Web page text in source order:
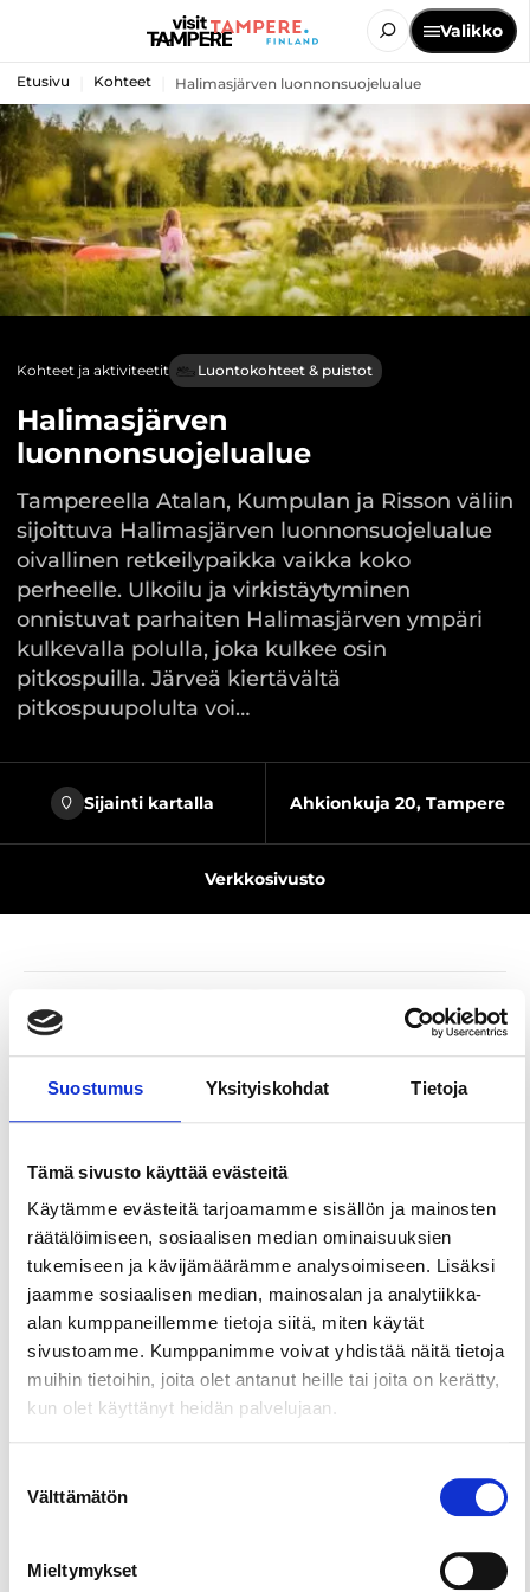
Suostumus Yksityiskohdat Tietoja
Tämä sivusto käyttää evästeitä
Käytämme evästeitä tarjoamamme sisällön ja mainosten
räätälöimiseen, sosiaalisen median ominaisuuksien
tukemiseen ja kävijämäärämme analysoimiseen. Lisäksi
jaamme sosiaalisen median, mainosalan ja analytiikka-
alan kumppaneillemme tietoja siitä, miten käytät
sivustoamme. Kumppanimme voivat yhdistää näitä tietoja
muihin tietoihin, joita olet antanut heille tai joita on kerätty,
kun olet käyttänyt heidän palvelujaan.
valinta
Välttämätön
Mieltymykset
Valikko
Etusivu Kohteet Halimasjärven luonnonsuojelualue
Kohteet ja aktiviteetit Luontokohteet & puistot
Halimasjärven
luonnonsuojelualue
Tampereella Atalan, Kumpulan ja Risson väliin
sijoittuva Halimasjärven luonnonsuojelualue
oivallinen retkeilypaikka vaikka koko
perheelle. Ulkoilu ja virkistäytyminen
onnistuvat parhaiten Halimasjärven ympäri
kulkevalla polulla, joka kulkee osin
pitkospuilla. Järveä kiertävältä
pitkospuupolulta voi…
Sijainti kartalla Ahkionkuja 20, Tampere
Verkkosivusto
Jaa sivu
Tampereella Atalan, Kumpulan ja Risson väliin
sijoittuva Halimasjärven luonnonsuojelualue
Ulkoilu ja virkistäytyminen onnistuvat parhaiten
Halimasjärven ympäri kulkevalla polulla, joka
kulkee osin pitkospuilla. Järveä kiertävältä
pitkospuupolulta voi poiketa maisemia
ihastelemaan itärannan kalliolle maastoportaita
pitkin. Tällä reitillä pärjää kevyemmilläkin jalkineilla,
sillä kahden laudan levyiset pitkospuut ovat varsin
tasaiset ja ne ylittävät kosteat kohdat.
hankalakulkuisia. Suojelualueen eteläosan halki
virkistysmetsissä kiertää myös laajalti valaistua